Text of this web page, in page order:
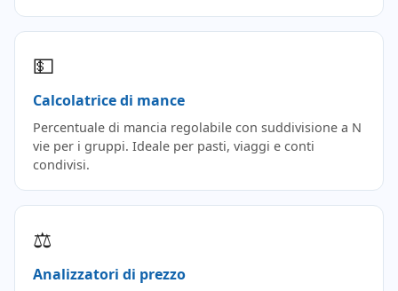
💵
Calcolatrice di mance
Percentuale di mancia regolabile con suddivisione a N
vie per i gruppi. Ideale per pasti, viaggi e conti
condivisi.
⚖️
Analizzatori di prezzo